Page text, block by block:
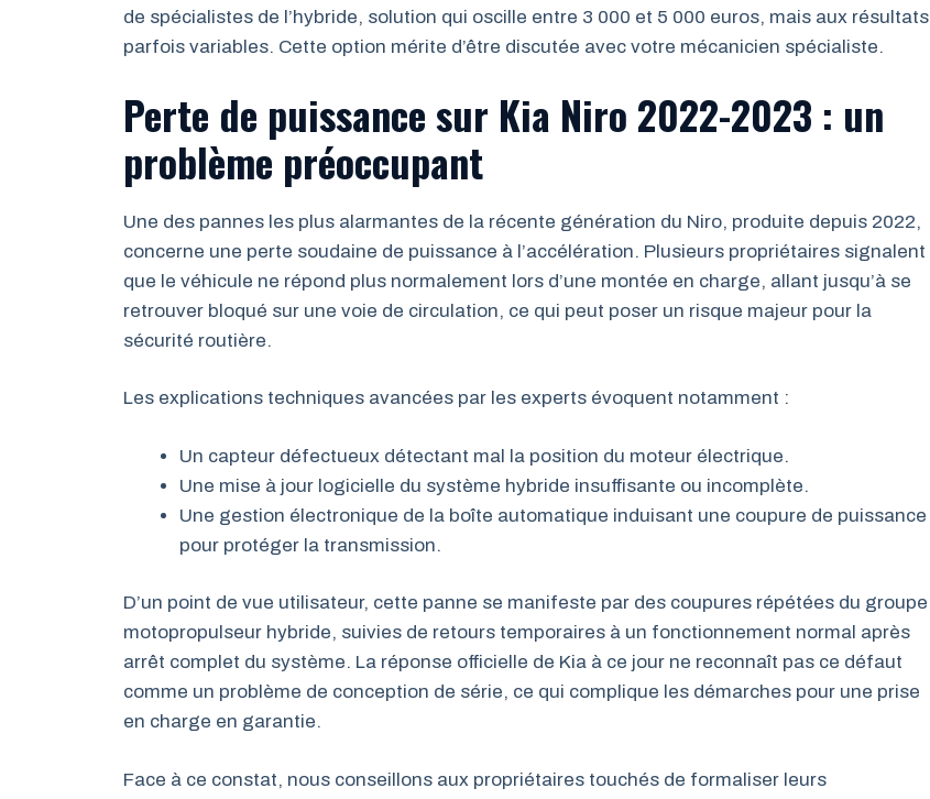
de spécialistes de l’hybride, solution qui oscille entre 3 000 et 5 000 euros, mais aux résultats
parfois variables. Cette option mérite d’être discutée avec votre mécanicien spécialiste.
Perte de puissance sur Kia Niro 2022-2023 : un
problème préoccupant
Une des pannes les plus alarmantes de la récente génération du Niro, produite depuis 2022,
concerne une perte soudaine de puissance à l’accélération. Plusieurs propriétaires signalent
que le véhicule ne répond plus normalement lors d’une montée en charge, allant jusqu’à se
retrouver bloqué sur une voie de circulation, ce qui peut poser un risque majeur pour la
sécurité routière.
Les explications techniques avancées par les experts évoquent notamment :
Un capteur défectueux détectant mal la position du moteur électrique.
Une mise à jour logicielle du système hybride insuffisante ou incomplète.
Une gestion électronique de la boîte automatique induisant une coupure de puissance
pour protéger la transmission.
D’un point de vue utilisateur, cette panne se manifeste par des coupures répétées du groupe
motopropulseur hybride, suivies de retours temporaires à un fonctionnement normal après
arrêt complet du système. La réponse officielle de Kia à ce jour ne reconnaît pas ce défaut
comme un problème de conception de série, ce qui complique les démarches pour une prise
en charge en garantie.
Face à ce constat, nous conseillons aux propriétaires touchés de formaliser leurs